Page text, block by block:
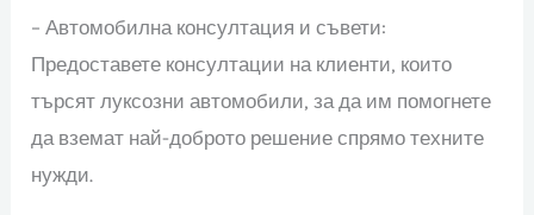
– Автомобилна консултация и съвети:
Предоставете консултации на клиенти, които
търсят луксозни автомобили, за да им помогнете
да вземат най-доброто решение спрямо техните
нужди.